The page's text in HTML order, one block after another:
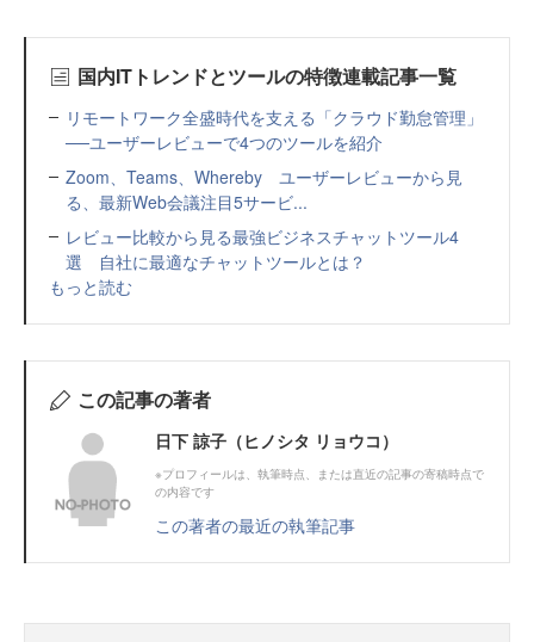
国内ITトレンドとツールの特徴連載記事一覧
リモートワーク全盛時代を支える「クラウド勤怠管理」
──ユーザーレビューで4つのツールを紹介
Zoom、Teams、Whereby ユーザーレビューから見
る、最新Web会議注目5サービ...
レビュー比較から見る最強ビジネスチャットツール4
選 自社に最適なチャットツールとは？
もっと読む
この記事の著者
日下 諒子（ヒノシタ リョウコ）
※プロフィールは、執筆時点、または直近の記事の寄稿時点で
の内容です
この著者の最近の執筆記事